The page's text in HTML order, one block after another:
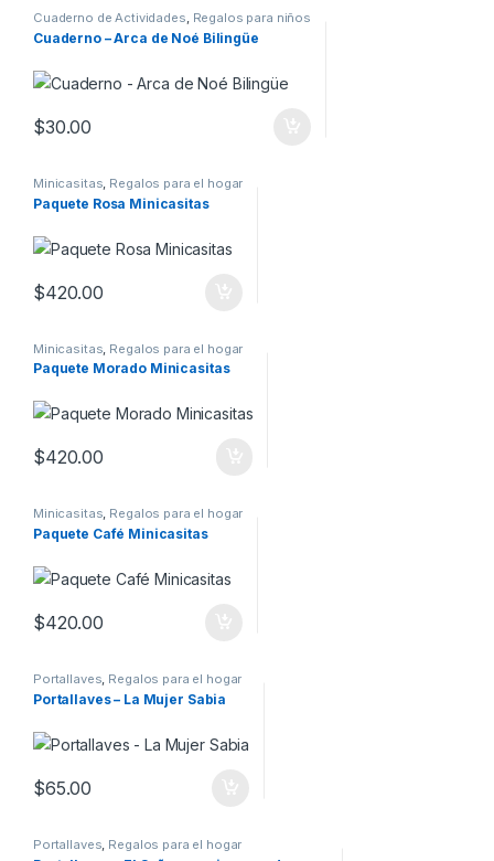
Cuaderno de Actividades, Regalos para niños
Cuaderno – Arca de Noé Bilingüe
$30.00
Minicasitas, Regalos para el hogar
Paquete Rosa Minicasitas
$420.00
Minicasitas Regalos para el hogar
Paquete Morado Minicasitas
$420.00
Minicasitas, Regalos para el hogar
Paquete Café Minicasitas
$420.00
Portallaves, Regalos para el hogar
Portallaves – La Mujer Sabia
$65.00
Portallaves, Regalos para el hogar